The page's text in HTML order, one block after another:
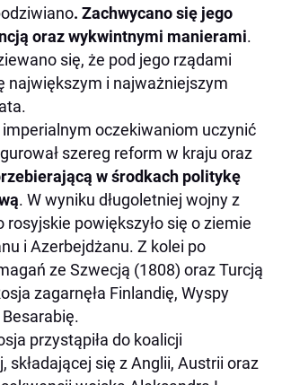
. Zachwycano się jego
oraz wykwintnymi manierami.
się, że pod jego rządami
największym i najważniejszym
imperialnym oczekiwaniom uczynić
szereg reform w kraju oraz
w środkach politykę
. W wyniku długoletniej wojny z
rosyjskie powiększyło się o ziemie
i Azerbejdżanu. Z kolei po
ze Szwecją (1808) oraz Turcją
zagarnęła Finlandię, Wyspy
przystąpiła do koalicji
składającej się z Anglii, Austrii oraz